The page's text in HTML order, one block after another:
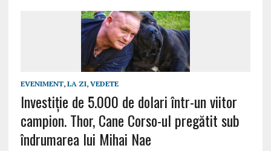
EVENIMENT, LA ZI, VEDETE
Investiție de 5.000 de dolari într-un viitor
campion. Thor, Cane Corso-ul pregătit sub
îndrumarea lui Mihai Nae